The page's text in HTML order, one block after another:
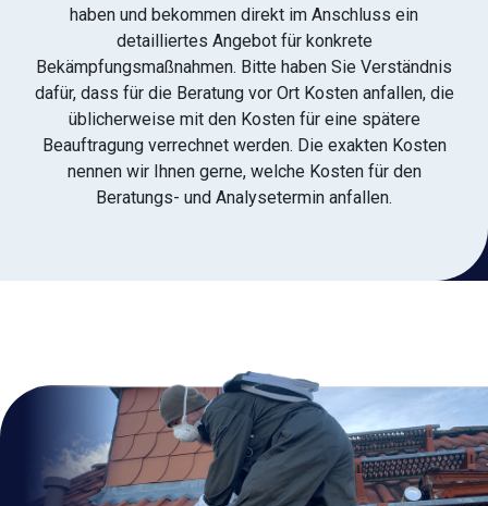
haben und bekommen direkt im Anschluss ein
detailliertes Angebot für konkrete
Bekämpfungsmaßnahmen. Bitte haben Sie Verständnis
dafür, dass für die Beratung vor Ort Kosten anfallen, die
üblicherweise mit den Kosten für eine spätere
Beauftragung verrechnet werden. Die exakten Kosten
nennen wir Ihnen gerne, welche Kosten für den
Beratungs- und Analysetermin anfallen.